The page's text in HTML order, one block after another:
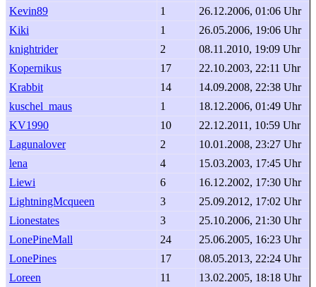
Kevin89
1
26.12.2006, 01:06 Uhr
Kiki
1
26.05.2006, 19:06 Uhr
knightrider
2
08.11.2010, 19:09 Uhr
Kopernikus
17
22.10.2003, 22:11 Uhr
Krabbit
14
14.09.2008, 22:38 Uhr
kuschel_maus
1
18.12.2006, 01:49 Uhr
KV1990
10
22.12.2011, 10:59 Uhr
Lagunalover
2
10.01.2008, 23:27 Uhr
lena
4
15.03.2003, 17:45 Uhr
Liewi
6
16.12.2002, 17:30 Uhr
LightningMcqueen
3
25.09.2012, 17:02 Uhr
Lionestates
3
25.10.2006, 21:30 Uhr
LonePineMall
24
25.06.2005, 16:23 Uhr
LonePines
17
08.05.2013, 22:24 Uhr
Loreen
11 13.02.2005, 18:18 Uhr